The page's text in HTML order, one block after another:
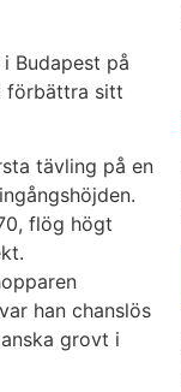
Budapest på
förbättra sitt
tävling på en
flög högt
han chanslös
grovt i